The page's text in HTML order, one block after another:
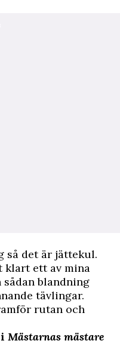
så det är jättekul.
klart ett av mina
blandning
tävlingar.
rutan och
Mästarnas mästare